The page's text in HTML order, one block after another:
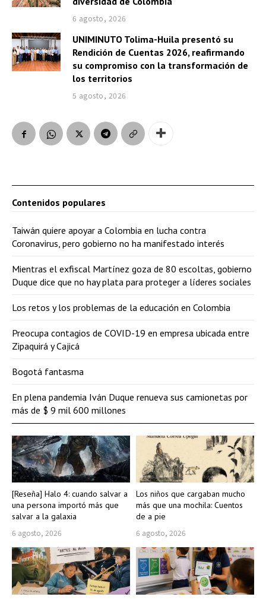
6 agosto, 2026
UNIMINUTO Tolima-Huila presentó su
Rendición de Cuentas 2026, reafirmando
su compromiso con la transformación de
los territorios
5 agosto, 2026
[Reseña] Halo 4: cuando salvar a
una persona importó más que
salvar a la galaxia
6 agosto, 2026
Los niños que cargaban mucho
más que una mochila: Cuentos
de a pie
6 agosto, 2026
Contenidos populares
Taiwán quiere apoyar a Colombia en lucha contra
Coronavirus, pero gobierno no ha manifestado interés
Mientras el exfiscal Martínez goza de 80 escoltas, gobierno
Duque dice que no hay plata para proteger a líderes sociales
Los retos y los problemas de la educación en Colombia
Preocupa contagios de COVID-19 en empresa ubicada entre
Zipaquirá y Cajicá
Bogotá fantasma
En plena pandemia Iván Duque renueva sus camionetas por
más de $ 9 mil 600 millones